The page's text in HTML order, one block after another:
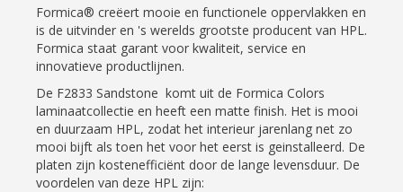
Formica® creëert mooie en functionele oppervlakken en
is de uitvinder en 's werelds grootste producent van HPL.
Formica staat garant voor kwaliteit, service en
innovatieve productlijnen.
De F2833 Sandstone komt uit de Formica Colors
laminaatcollectie en heeft een matte finish. Het is mooi
en duurzaam HPL, zodat het interieur jarenlang net zo
mooi bijft als toen het voor het eerst is geinstalleerd. De
platen zijn kostenefficiënt door de lange levensduur. De
voordelen van deze HPL zijn: